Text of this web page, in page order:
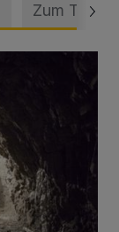
Zum Thema